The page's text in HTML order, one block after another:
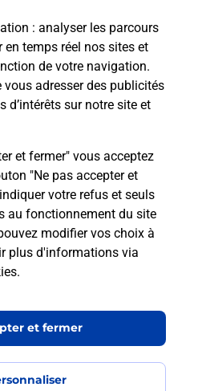
: analyser les parcours
temps réel nos sites et
de votre navigation.
vous adresser des publicités
d’intérêts sur notre site et
et fermer" vous acceptez
"Ne pas accepter et
votre refus et seuls
au fonctionnement du site
modifier vos choix à
plus d'informations via
.
et fermer
posées
garder mon
gratuitement ?
bénéficier de la 5G
?
utiliser mon forfait
Poste Mobile ?
mon iPhone